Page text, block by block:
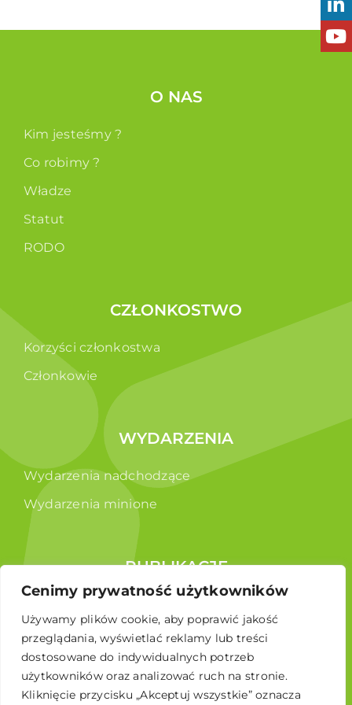
Cenimy prywatność użytkowników
Używamy plików cookie, aby poprawić jakość
przeglądania, wyświetlać reklamy lub treści
dostosowane do indywidualnych potrzeb
użytkowników oraz analizować ruch na stronie.
Kliknięcie przycisku „Akceptuj wszystkie” oznacza
O NAS
Kim jesteśmy ?
Co robimy ?
Władze
Statut
RODO
CZŁONKOSTWO
Korzyści członkostwa
Członkowie
WYDARZENIA
Wydarzenia nadchodzące
Wydarzenia minione
PUBLIKACJE
Raporty
Broszura edukacyjna